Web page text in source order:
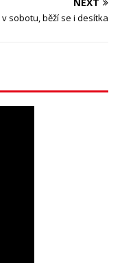
NEXT
sobotu, běží se i desítka